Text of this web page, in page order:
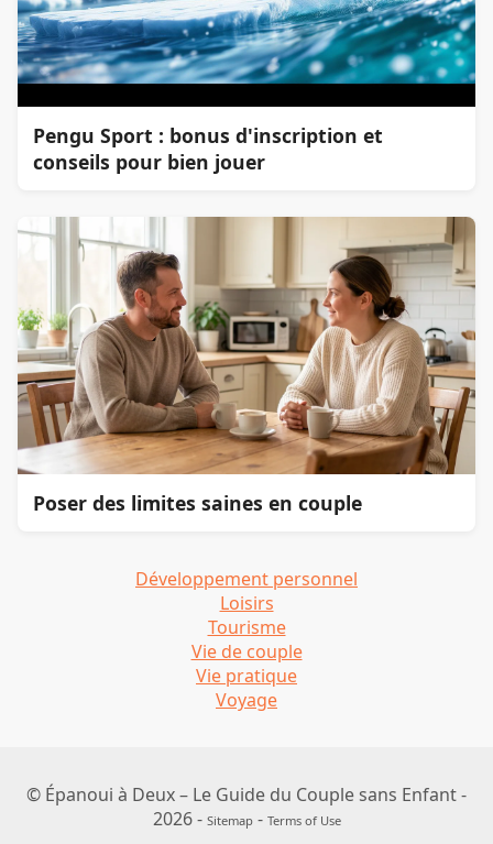
Pengu Sport : bonus d'inscription et
conseils pour bien jouer
Poser des limites saines en couple
Développement personnel
Loisirs
Tourisme
Vie de couple
Vie pratique
Voyage
© Épanoui à Deux – Le Guide du Couple sans Enfant -
2026 - Sitemap- Terms of Use